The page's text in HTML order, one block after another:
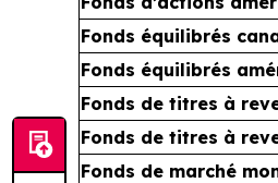
Fonds équilibrés
Fonds équilibrés
Fonds de titres à
Fonds de titres à
Fonds de marché